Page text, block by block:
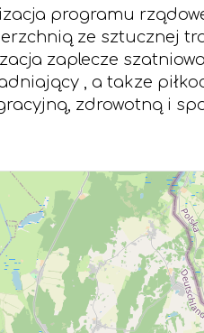
programu
ze sztucznej
zaplecze
, a takze
zdrowotną i